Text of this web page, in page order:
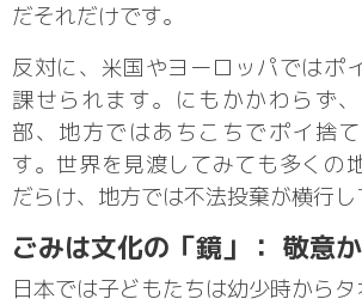
だそれだけです。
反対に、米国やヨーロッパではポ
課せられます。にもかかわらず
部、地方ではあちこちでポイ捨
す。世界を見渡してみても多くの
だらけ、地方では不法投棄が横行し
ごみは文化の「鏡」： 敬意
日本では子どもたちは幼少時から